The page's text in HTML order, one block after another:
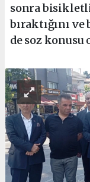
sonra
bıraktığını
de soz